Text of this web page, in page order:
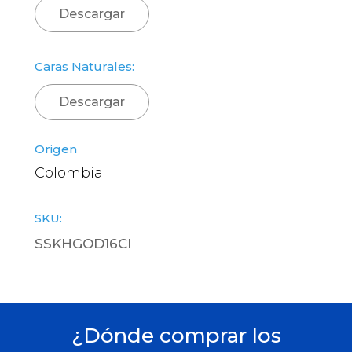
Descargar
Caras Naturales:
Descargar
Origen
Colombia
SKU:
SSKHGOD16CI
¿Dónde comprar los